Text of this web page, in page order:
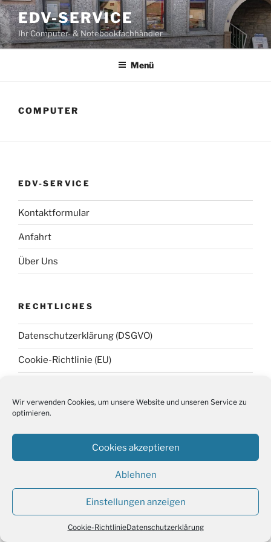
Wir verwenden Cookies, um unsere Website und unseren Service zu
optimieren.
Cookies akzeptieren
Ablehnen
Einstellungen anzeigen
Cookie-RichtlinieDatenschutzerklärung
Zum
Inhalt
springen
EDV-SERVICE
Ihr Computer- & Notebookfachhändler
Menü
COMPUTER
EDV-SERVICE
Kontaktformular
Anfahrt
Über Uns
RECHTLICHES
Datenschutzerklärung (DSGVO)
Cookie-Richtlinie (EU)
AGB
Datenschutzerklärung (DSGVO)
Stolz präsentiert von
WordPress